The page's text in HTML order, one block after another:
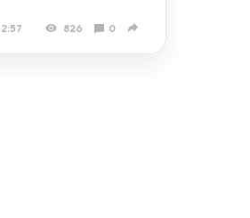
826 0